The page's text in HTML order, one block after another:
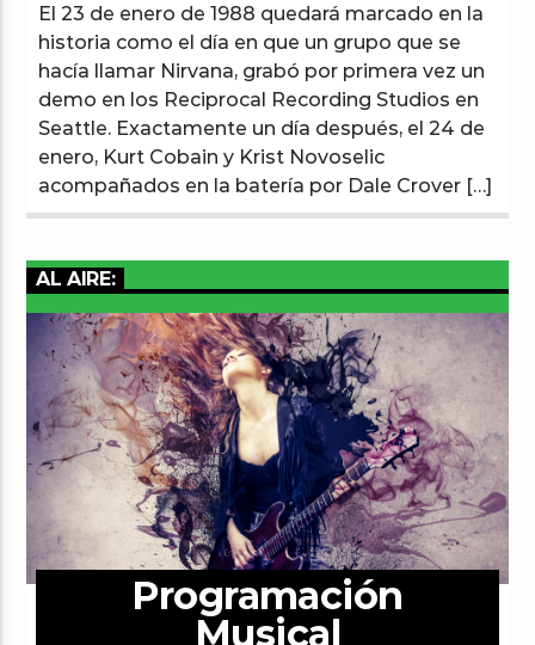
El 23 de enero de 1988 quedará marcado en la
historia como el día en que un grupo que se
hacía llamar Nirvana, grabó por primera vez un
demo en los Reciprocal Recording Studios en
Seattle. Exactamente un día después, el 24 de
enero, Kurt Cobain y Krist Novoselic
acompañados en la batería por Dale Crover […]
AL AIRE:
Programación
Musical